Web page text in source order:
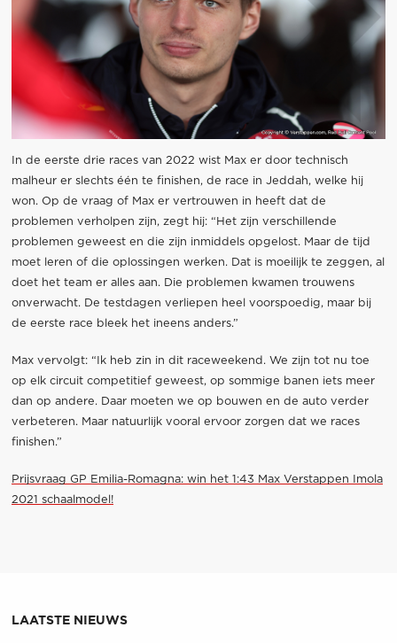
In de eerste drie races van 2022 wist Max er door technisch
malheur er slechts één te finishen, de race in Jeddah, welke hij
won. Op de vraag of Max er vertrouwen in heeft dat de
problemen verholpen zijn, zegt hij: “Het zijn verschillende
problemen geweest en die zijn inmiddels opgelost. Maar de tijd
moet leren of die oplossingen werken. Dat is moeilijk te zeggen, al
doet het team er alles aan. Die problemen kwamen trouwens
onverwacht. De testdagen verliepen heel voorspoedig, maar bij
de eerste race bleek het ineens anders.”
Max vervolgt: “Ik heb zin in dit raceweekend. We zijn tot nu toe
op elk circuit competitief geweest, op sommige banen iets meer
dan op andere. Daar moeten we op bouwen en de auto verder
verbeteren. Maar natuurlijk vooral ervoor zorgen dat we races
finishen.”
Prijsvraag GP Emilia-Romagna: win het 1:43 Max Verstappen Imola
2021 schaalmodel!
LAATSTE NIEUWS